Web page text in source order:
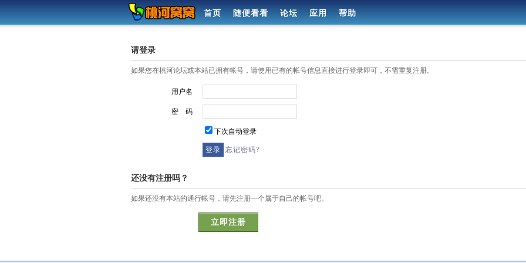
首页 随便看看 论坛 应用 帮助
请登录
如果您在桃河论坛或本站已拥有帐号，请使用已有的帐号信息直接进行登录即可，不需重复注册。
用户名
密 码
下次自动登录
忘记密码?
还没有注册吗？
如果还没有本站的通行帐号，请先注册一个属于自己的帐号吧。
立即注册